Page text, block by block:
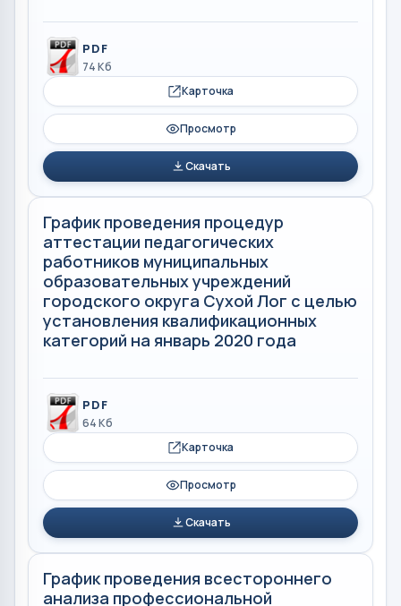
PDF
74 Кб
Карточка
Просмотр
Скачать
График проведения процедур
аттестации педагогических
работников муниципальных
образовательных учреждений
городского округа Сухой Лог с целью
установления квалификационных
категорий на январь 2020 года
PDF
64 Кб
Карточка
Просмотр
Скачать
График проведения всестороннего
анализа профессиональной